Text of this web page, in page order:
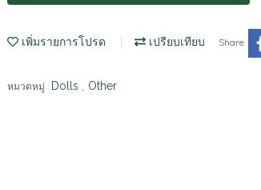
เพิ่มรายการโปรด เปรียบเทียบ Share
หมวดหมู่ : Dolls Other